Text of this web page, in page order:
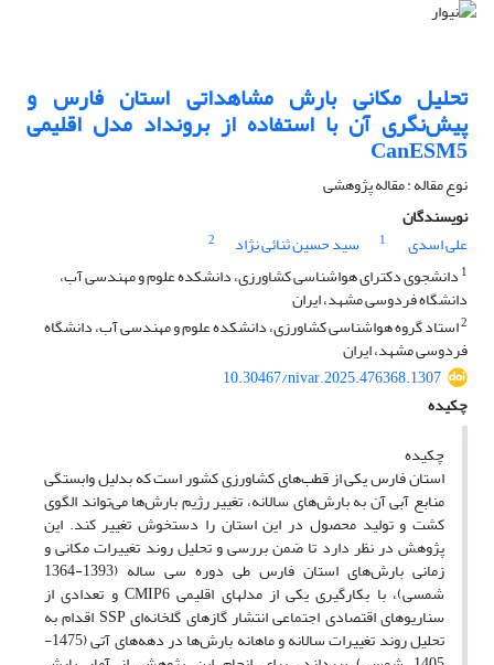
تحلیل مکانی بارش مشاهداتی استان فارس و
پیش‌نگری آن با استفاده از برونداد مدل اقلیمی
CanESM5
نوع مقاله : مقاله پژوهشی
نویسندگان
علی اسدی
1 سید حسین ثنائی نژاد
2
1 دانشجوی دکترای هواشناسی کشاورزی، دانشکده علوم و مهندسی آب،
دانشگاه فردوسی مشهد، ایران
2استاد گروه هواشناسی کشاورزی، دانشکده علوم و مهندسی آب، دانشگاه
فردوسی مشهد، ایران
10.30467/nivar.2025.476368.1307
چکیده
چکیده
استان فارس یکی از قطب‌های کشاورزی کشور است که بدلیل وابستگی
منابع آبی آن به بارش‌های سالانه، تغییر رژیم بارش‌ها می‌تواند الگوی
کشت و تولید محصول در این استان را دستخوش تغییر کند. این
پژوهش در نظر دارد تا ضمن بررسی و تحلیل روند تغییرات مکانی و
زمانی بارش‌های استان فارس طی دوره سی ساله (1393-1364
شمسی)، با بکارگیری یکی از مدلهای‌ اقلیمی CMIP6 و تعدادی از
سناریوهای اقتصادی اجتماعی انتشار گازهای گلخانه‌ای SSP اقدام به
تحلیل روند تغییرات سالانه و ماهانه بارش‌ها در دهه‌های آتی (1475-